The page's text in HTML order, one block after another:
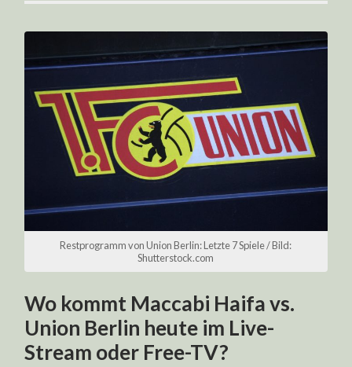
Restprogramm von Union Berlin: Letzte 7 Spiele / Bild:
Shutterstock.com
Wo kommt Maccabi Haifa vs.
Union Berlin heute im Live-
Stream oder Free-TV?